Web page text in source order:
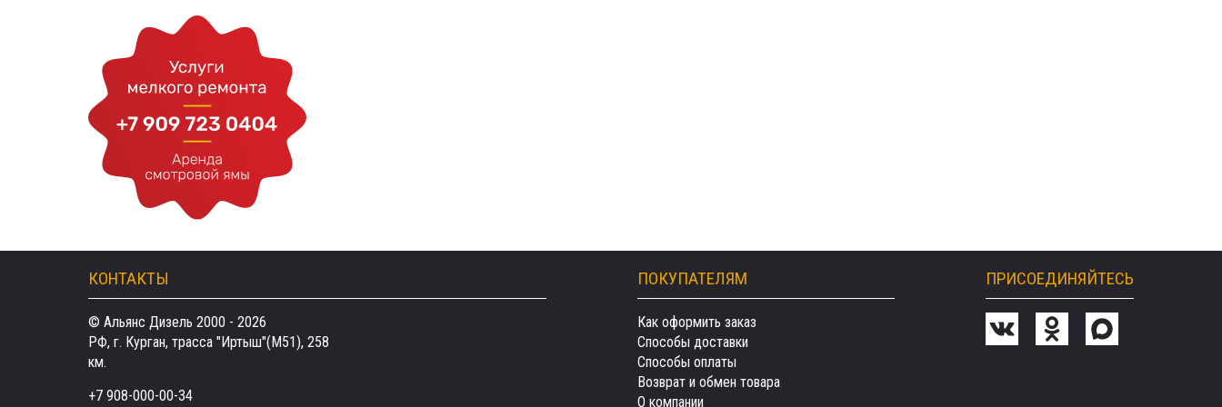
КОНТАКТЫ
© Альянс Дизель 2000 - 2026
РФ, г. Курган, трасса "Иртыш"(М51), 258
км.
+7 908-000-00-34
ПОКУПАТЕЛЯМ
Как оформить заказ
Способы доставки
Способы оплаты
Возврат и обмен товара
О компании
ПРИСОЕДИНЯЙТЕСЬ